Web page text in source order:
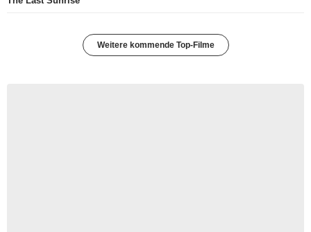
Weitere kommende Top-Filme